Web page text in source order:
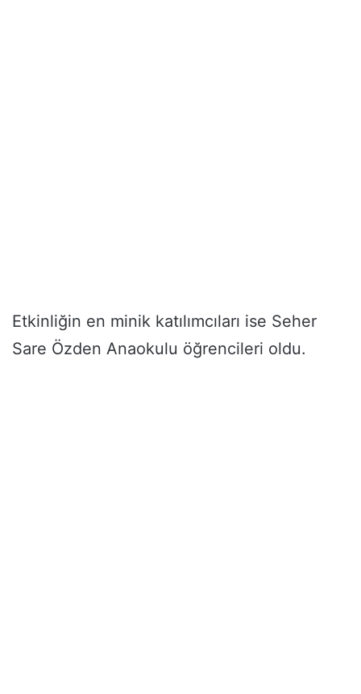
Etkinliğin en minik katılımcıları ise Seher
Sare Özden Anaokulu öğrencileri oldu.